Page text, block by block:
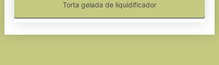
Torta gelada de liquidificador